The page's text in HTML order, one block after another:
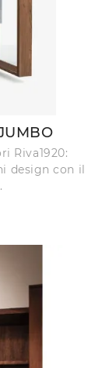
Riva1920:
design con il